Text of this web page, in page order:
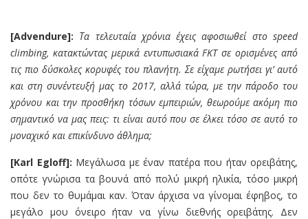
[Advendure]: Τα τελευταία χρόνια έχεις αφοσιωθεί στοspeed
climbing, κατακτώντας μερικά εντυπωσιακά FKT σε ορισμένες από
τις πιο δύσκολες κορυφές του πλανήτη. Σε είχαμε ρωτήσει γι’ αυτό
και στη συνέντευξή μας το 2017, αλλά τώρα, με την πάροδο του
χρόνου και την προσθήκη τόσων εμπειριών, θεωρούμε ακόμη πιο
σημαντικό να μας πεις: τι είναι αυτό που σε έλκει τόσο σε αυτό το
μοναχικό και επικίνδυνο άθλημα;
[Karl Egloff]: Μεγάλωσα με έναν πατέρα που ήταν ορειβάτης,
οπότε γνώρισα τα βουνά από πολύ μικρή ηλικία, τόσο μικρή
που δεν το θυμάμαι καν. Όταν άρχισα να γίνομαι έφηβος, το
μεγάλο μου όνειρο ήταν να γίνω διεθνής ορειβάτης. Δεν